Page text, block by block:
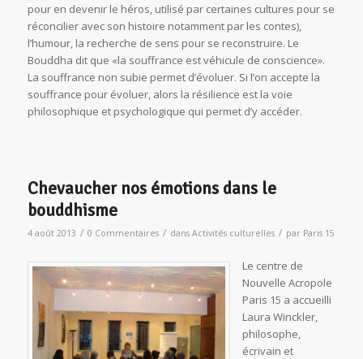
pour en devenir le héros, utilisé par certaines cultures pour se
réconcilier avec son histoire notamment par les contes),
l’humour, la recherche de sens pour se reconstruire. Le
Bouddha dit que «la souffrance est véhicule de conscience».
La souffrance non subie permet d’évoluer. Si l’on accepte la
souffrance pour évoluer, alors la résilience est la voie
philosophique et psychologique qui permet d’y accéder.
Chevaucher nos émotions dans le
bouddhisme
4 août 2013 / 0 Commentaires / dans Activités culturelles / par Paris 15
Le centre de
Nouvelle Acropole
Paris 15 a accueilli
Laura Winckler,
philosophe,
écrivain et